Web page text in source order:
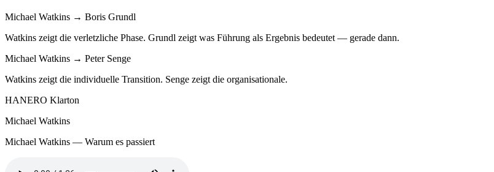
Michael Watkins → Boris Grundl
Watkins zeigt die verletzliche Phase. Grundl zeigt was Führung als Ergebnis bedeutet — gerade dann.
Michael Watkins → Peter Senge
Watkins zeigt die individuelle Transition. Senge zeigt die organisationale.
HANERO Klarton
Michael Watkins
Michael Watkins — Warum es passiert